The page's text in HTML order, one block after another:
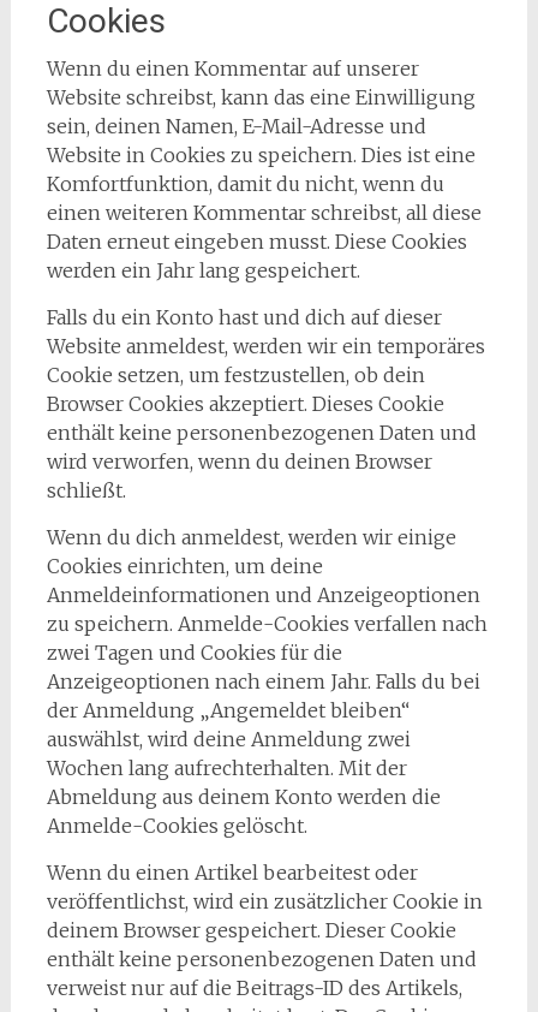
Cookies
Wenn du einen Kommentar auf unserer
Website schreibst, kann das eine Einwilligung
sein, deinen Namen, E-Mail-Adresse und
Website in Cookies zu speichern. Dies ist eine
Komfortfunktion, damit du nicht, wenn du
einen weiteren Kommentar schreibst, all diese
Daten erneut eingeben musst. Diese Cookies
werden ein Jahr lang gespeichert.
Falls du ein Konto hast und dich auf dieser
Website anmeldest, werden wir ein temporäres
Cookie setzen, um festzustellen, ob dein
Browser Cookies akzeptiert. Dieses Cookie
enthält keine personenbezogenen Daten und
wird verworfen, wenn du deinen Browser
schließt.
Wenn du dich anmeldest, werden wir einige
Cookies einrichten, um deine
Anmeldeinformationen und Anzeigeoptionen
zu speichern. Anmelde-Cookies verfallen nach
zwei Tagen und Cookies für die
Anzeigeoptionen nach einem Jahr. Falls du bei
der Anmeldung „Angemeldet bleiben“
auswählst, wird deine Anmeldung zwei
Wochen lang aufrechterhalten. Mit der
Abmeldung aus deinem Konto werden die
Anmelde-Cookies gelöscht.
Wenn du einen Artikel bearbeitest oder
veröffentlichst, wird ein zusätzlicher Cookie in
deinem Browser gespeichert. Dieser Cookie
enthält keine personenbezogenen Daten und
verweist nur auf die Beitrags-ID des Artikels,